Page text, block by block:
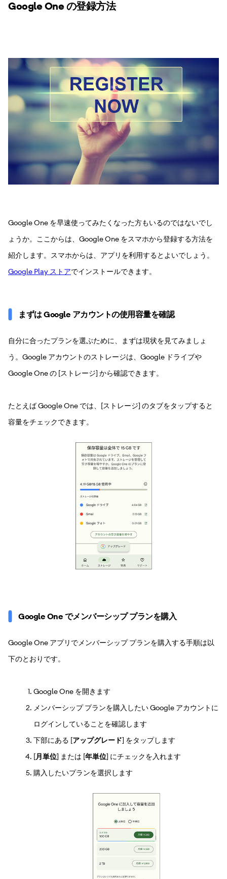
Google One の登録方法
Google One を早速使ってみたくなった方もいるのではないでし
ょうか。ここからは、Google One をスマホから登録する方法を
紹介します。スマホからは、アプリを利用するとよいでしょう。
Google Play ストアでインストールできます。
まずは Google アカウントの使用容量を確認
自分に合ったプランを選ぶために、まずは現状を見てみましょ
う。Google アカウントのストレージは、Google ドライブや
Google One の [ストレージ] から確認できます。
たとえば Google One では、[ストレージ] のタブをタップすると
容量をチェックできます。
Google One でメンバーシップ プランを購入
Google One アプリでメンバーシップ プランを購入する手順は以
下のとおりです。
Google One を開きます
メンバーシップ プランを購入したい Google アカウントに
ログインしていることを確認します
下部にある [アップグレード] をタップします
[月単位] または [年単位] にチェックを入れます
購入したいプランを選択します